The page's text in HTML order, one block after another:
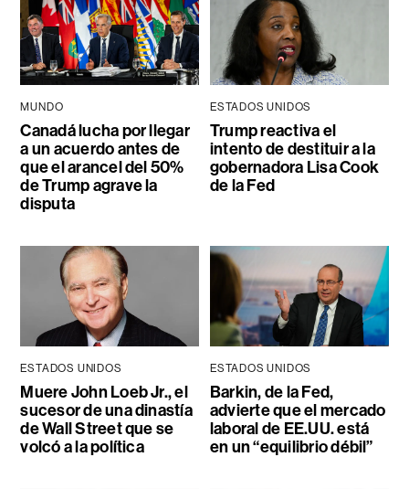
MUNDO
Canadá lucha por llegar
a un acuerdo antes de
que el arancel del 50%
de Trump agrave la
disputa
ESTADOS UNIDOS
Trump reactiva el
intento de destituir a la
gobernadora Lisa Cook
de la Fed
ESTADOS UNIDOS
Muere John Loeb Jr., el
sucesor de una dinastía
de Wall Street que se
volcó a la política
ESTADOS UNIDOS
Barkin, de la Fed,
advierte que el mercado
laboral de EE.UU. está
en un “equilibrio débil”